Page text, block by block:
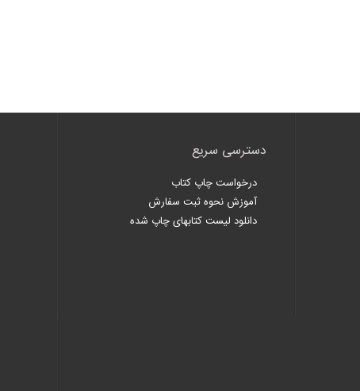
دسترسی سریع
درخواست چاپ کتاب
آموزش نحوه ثبت سفارش
دانلود لیست کتابهای چاپ شده